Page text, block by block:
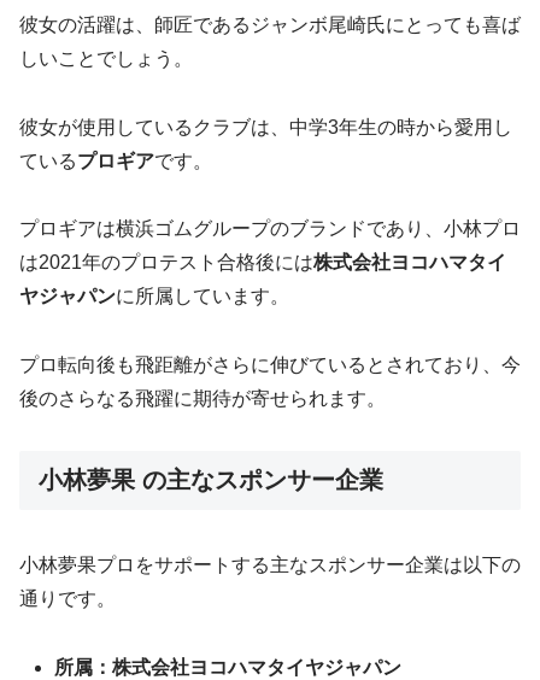
彼女の活躍は、師匠であるジャンボ尾崎氏にとっても喜ば
しいことでしょう。
彼女が使用しているクラブは、中学3年生の時から愛用し
ているプロギアです。
プロギアは横浜ゴムグループのブランドであり、小林プロ
は2021年のプロテスト合格後には株式会社ヨコハマタイ
ヤジャパンに所属しています。
プロ転向後も飛距離がさらに伸びているとされており、今
後のさらなる飛躍に期待が寄せられます。
小林夢果 の主なスポンサー企業
小林夢果プロをサポートする主なスポンサー企業は以下の
通りです。
所属：株式会社ヨコハマタイヤジャパン